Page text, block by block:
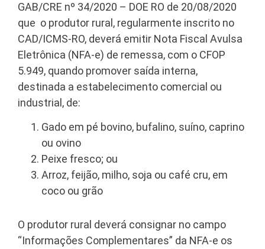
GAB/CRE nº 34/2020 – DOE RO de 20/08/2020
que o produtor rural, regularmente inscrito no
CAD/ICMS-RO, deverá emitir Nota Fiscal Avulsa
Eletrônica (NFA-e) de remessa, com o CFOP
5.949, quando promover saída interna,
destinada a estabelecimento comercial ou
industrial, de:
Gado em pé bovino, bufalino, suíno, caprino
ou ovino
Peixe fresco; ou
Arroz, feijão, milho, soja ou café cru, em
coco ou grão
O produtor rural deverá consignar no campo
“Informações Complementares” da NFA-e os